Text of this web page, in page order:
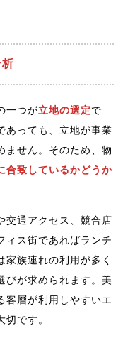
一つが立地の選定で
あっても、立地が事業
ません。そのため、物
合致しているかどうか
交通アクセス、競合店
ィス街であればランチ
族連れの利用が多く
びが求められます。美
客層が利用しやすいエ
です。